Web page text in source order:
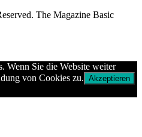
The Magazine Basic
Wenn Sie die Website weiter
von Cookies zu. Akzeptieren